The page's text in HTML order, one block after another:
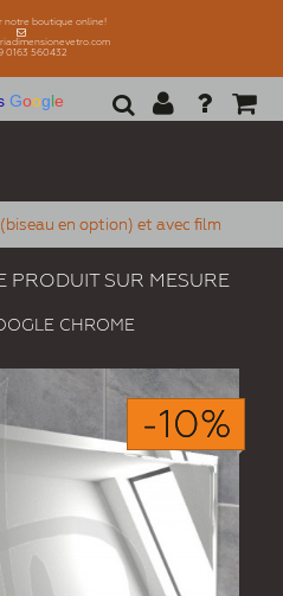
notre boutique online!
0163 560432
Google
en option) et avec film
PRODUIT SUR MESURE
CHROME
-10%